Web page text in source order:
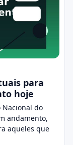
para
hoje
do
andamento,
aqueles que